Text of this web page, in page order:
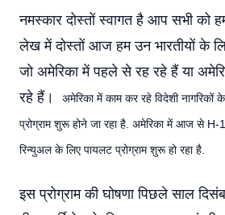
नमस्कार दोस्तों स्वागत है आप सभी को
लेख में दोस्तों आज हम उन भारतीयों के
जो अमेरिका में पहले से रह रहे हैं या
रहे हैं।
अमेरिका में काम कर रहे विदेशी
प्रोग्राम शुरू होने जा रहा है. अमेरिका में आज से H-
रिन्युअल के लिए पायलट प्रोग्राम शुरू हो रहा है.
इस प्रोग्राम की घोषणा पिछले साल